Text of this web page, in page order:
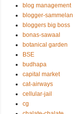
blog management
blogger-sammelan
bloggers big boss
bonas-sawaal
botanical garden
BSE
budhapa
capital market
cat-airways
cellular-jail
cg